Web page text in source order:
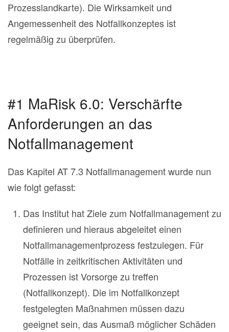
Prozesslandkarte). Die Wirksamkeit und
Angemessenheit des Notfallkonzeptes ist
regelmäßig zu überprüfen.
#1 MaRisk 6.0: Verschärfte
Anforderungen an das
Notfallmanagement
Das Kapitel AT 7.3 Notfallmanagement wurde nun
wie folgt gefasst:
Das Institut hat Ziele zum Notfallmanagement zu
definieren und hieraus abgeleitet einen
Notfallmanagementprozess festzulegen. Für
Notfälle in zeitkritischen Aktivitäten und
Prozessen ist Vorsorge zu treffen
(Notfallkonzept). Die im Notfallkonzept
festgelegten Maßnahmen müssen dazu
geeignet sein, das Ausmaß möglicher Schäden